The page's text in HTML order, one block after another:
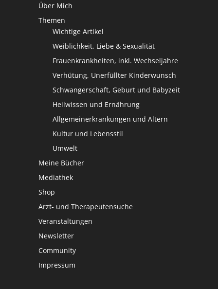
Über Mich
Themen
Wichtige Artikel
Weiblichkeit, Liebe & Sexualität
Frauenkrankheiten, inkl. Wechseljahre
Verhütung, Unerfüllter Kinderwunsch
Schwangerschaft, Geburt und Babyzeit
Heilwissen und Ernährung
Allgemeinerkrankungen und Altern
Kultur und Lebensstil
Umwelt
Meine Bücher
Mediathek
Shop
Arzt- und Therapeutensuche
Veranstaltungen
Newsletter
Community
Impressum